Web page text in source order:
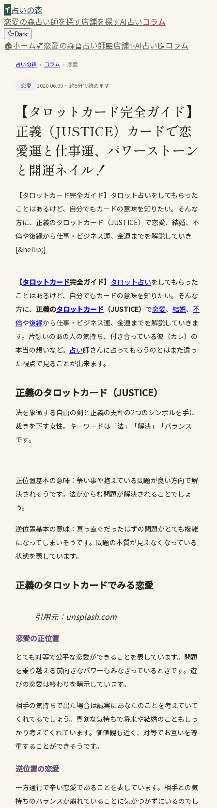
占いの森
恋愛の森占い師を探す店舗を探すAI占いコラム
Dark
🏠ホーム💕恋愛の森🔮占い師🏪店舗✨AI占い📝コラム
占いの森 › コラム › 恋愛
恋愛 2020.06.09 ・ 約5分で読めます
【タロットカード完全ガイド】
正義（JUSTICE）カードで恋
愛運と仕事運、パワーストーン
と開運ネイル！
【タロットカード完全ガイド】タロット占いをしてもらった
ことはあるけど、自分でもカードの意味を知りたい。そんな
方に、正義のタロットカード（JUSTICE）で恋愛、結婚、不
倫や復縁から仕事・ビジネス運、金運までを解説していき
[&hellip;]
【タロットカード完全ガイド】 タロット占いをしてもらった
ことはあるけど、自分でもカードの意味を知りたい。そんな
方に、 正義のタロットカード （JUSTICE） で恋愛、 結婚、 不
倫や復縁から仕事・ビジネス運、金運までを解説していきま
す。片想いのあの人の気持ち、付き合っている彼（カレ）の
本当の想いなど。 占い師さんに占ってもらうのとはまた違っ
た視点で見ることが出来ます。
正義のタロットカード（JUSTICE）
法を象徴する自由の剣と正義の天秤の2つのシンボルを手に
裁きを下す女性。キーワードは「法」「解決」「バランス」
です。
正位置基本の意味：争い事や抱えている問題が良い方向で解
決されそうです。法がからむ問題が解決されることでしょ
う。
逆位置基本の意味：真っ直ぐだったはずの問題がとても複雑
になってしまいそうです。問題の本質が見えなくなっている
状態を表しています。
正義のタロットカードでみる恋愛
引用元：unsplash.com
恋愛の正位置
とても対等で公平な恋愛ができることを表しています。問題
を乗り越える前向きなパワーもみなぎっているときです。遊
びの恋愛は終わりを暗示しています。
相手の気持ちで出た場合は誠実にあなたのことを考えていて
くれてるでしょう。真剣な気持ちで将来や結婚のこともしっ
かり考えてくれています。価値観も近く、対等でお互いを尊
重することができそうです。
逆位置の恋愛
一方通行で辛い恋愛であることを表しています。相手との気
持ちのバランスが崩れていることに気がつかずにいるのでし